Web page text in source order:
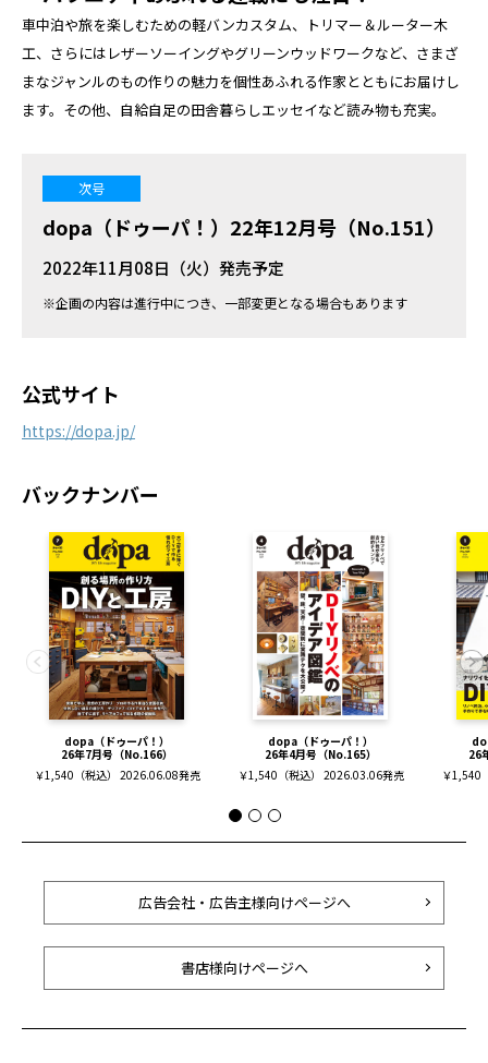
車中泊や旅を楽しむための軽バンカスタム、トリマー＆ルーター木
工、さらにはレザーソーイングやグリーンウッドワークなど、さまざ
まなジャンルのもの作りの魅力を個性あふれる作家とともにお届けし
ます。その他、自給自足の田舎暮らしエッセイなど読み物も充実。
次号
dopa（ドゥーパ！）22年12月号（No.151）
2022年11月08日（火）発売予定
※企画の内容は進行中につき、一部変更となる場合もあります
公式サイト
https://dopa.jp/
バックナンバー
dopa（ドゥーパ！）
26年7月号（No.166）
￥1,540（税込） 2026.06.08発売
dopa（ドゥーパ！）
26年4月号（No.165）
￥1,540（税込） 2026.03.06発売
26
￥1,540
広告会社・広告主様向けページへ
書店様向けページへ